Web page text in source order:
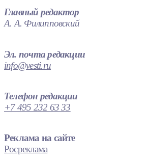
Главный редактор
А. А. Филипповский
Эл. почта редакции
info@vesti.ru
Телефон редакции
+7 495 232 63 33
Реклама на сайте
Росреклама